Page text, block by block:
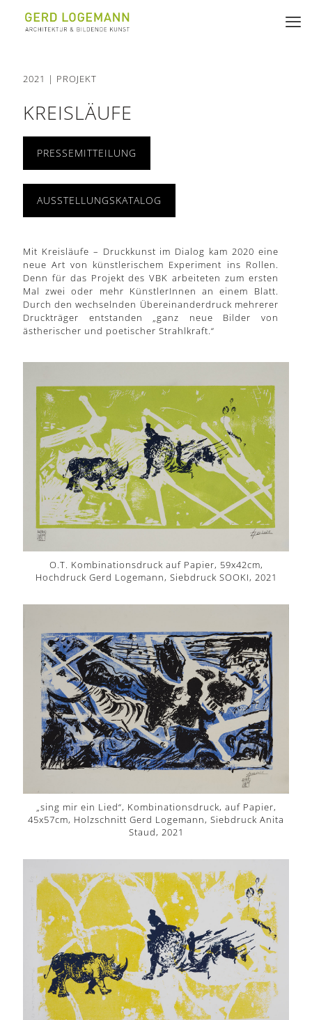
2021 | PROJEKT
KREISLÄUFE
PRESSEMITTEILUNG
AUSSTELLUNGSKATALOG
Mit Kreisläufe – Druckkunst im Dialog kam 2020 eine
neue Art von künstlerischem Experiment ins Rollen.
Denn für das Projekt des VBK arbeiteten zum ersten
Mal zwei oder mehr KünstlerInnen an einem Blatt.
Durch den wechselnden Übereinanderdruck mehrerer
Druckträger entstanden „ganz neue Bilder von
ästherischer und poetischer Strahlkraft.“
O.T. Kombinationsdruck auf Papier, 59x42cm,
Hochdruck Gerd Logemann, Siebdruck SOOKI, 2021
„sing mir ein Lied“, Kombinationsdruck, auf Papier,
45x57cm, Holzschnitt Gerd Logemann, Siebdruck Anita
Staud, 2021